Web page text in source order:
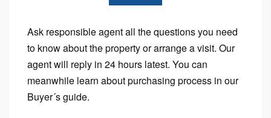
Ask responsible agent all the questions you need
to know about the property or arrange a visit. Our
agent will reply in 24 hours latest. You can
meanwhile learn about purchasing process in our
Buyer´s guide.